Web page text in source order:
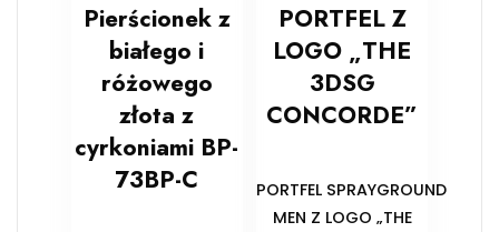
Pierścionek z
białego i
różowego
złota z
cyrkoniami BP-
73BP-C
PORTFEL Z
LOGO „THE
3DSG
CONCORDE”
PORTFEL SPRAYGROUND
MEN Z LOGO „THE